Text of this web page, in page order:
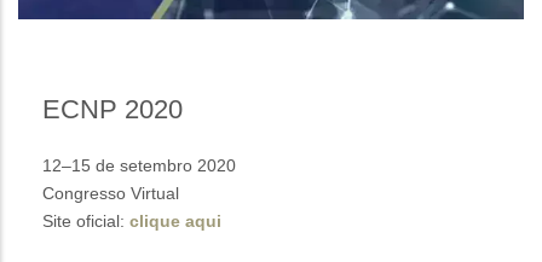
ECNP 2020
12–15 de setembro 2020
Congresso Virtual
Site oficial: clique aqui